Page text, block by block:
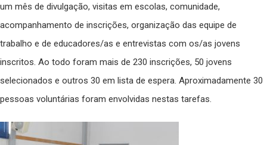
um mês de divulgação, visitas em escolas, comunidade,
acompanhamento de inscrições, organização das equipe de
trabalho e de educadores/as e entrevistas com os/as jovens
inscritos. Ao todo foram mais de 230 inscrições, 50 jovens
selecionados e outros 30 em lista de espera. Aproximadamente 30
pessoas voluntárias foram envolvidas nestas tarefas.